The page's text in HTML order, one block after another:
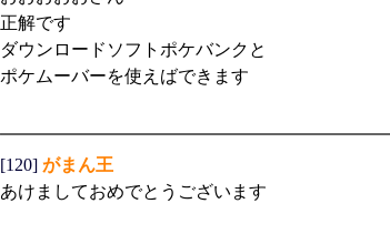
正解です
ダウンロードソフトポケバンクと
ポケムーバーを使えばできます
[120] がまん王
あけましておめでとうございます